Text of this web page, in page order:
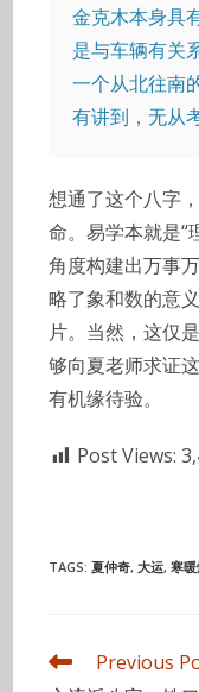
金克木本身具
是与车辆有关
一个从北往南
有讲到，无从
想通了这个八字
命。易学本就是“
角度构建出万事
略了象和数的意
片。当然，这仅
够向夏老师求证
有机缘待验。
Post Views:
TAGS:夏仲奇, 大运, 寒
Read
more
Previous